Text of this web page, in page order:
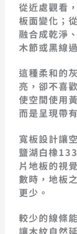
從近處觀看
板面變化；
融合成乾淨
木節或黑線
這種柔和的
亮，卻不喜
使空間使用
而是呈現帶
寬板設計讓
鹽湖白橡
片地板的視
數時，地板
更少。
較少的線條
讓木紋自然